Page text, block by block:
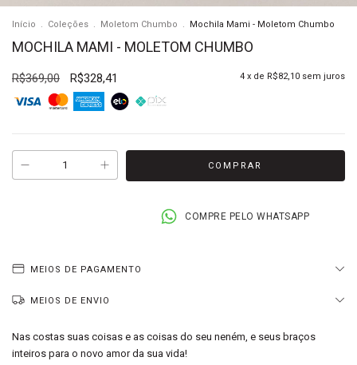
Início . Coleções . Moletom Chumbo . Mochila Mami - Moletom Chumbo
MOCHILA MAMI - MOLETOM CHUMBO
R$369,00 R$328,41 4 x de R$82,10 sem juros
COMPRE PELO WHATSAPP
MEIOS DE PAGAMENTO
MEIOS DE ENVIO
Nas costas suas coisas e as coisas do seu neném, e seus braços
inteiros para o novo amor da sua vida!